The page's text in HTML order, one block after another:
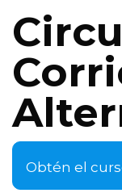
Obtén el